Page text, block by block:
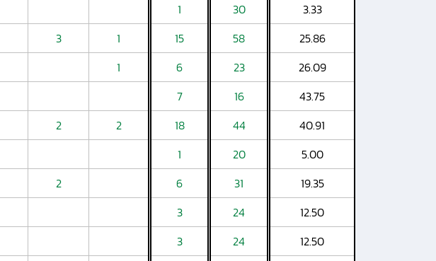
1 30
3.33
3 1 15 58
25.86
1 6 23
26.09
7 16
43.75
2 2 18 44
40.91
1 20
5.00
2 6 31
19.35
3 24
12.50
3 24
12.50